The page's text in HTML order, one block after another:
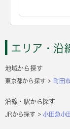
エリア・沿
地域から探す
東京都から探す 町田
沿線・駅から探す
JRから探す 小田急小